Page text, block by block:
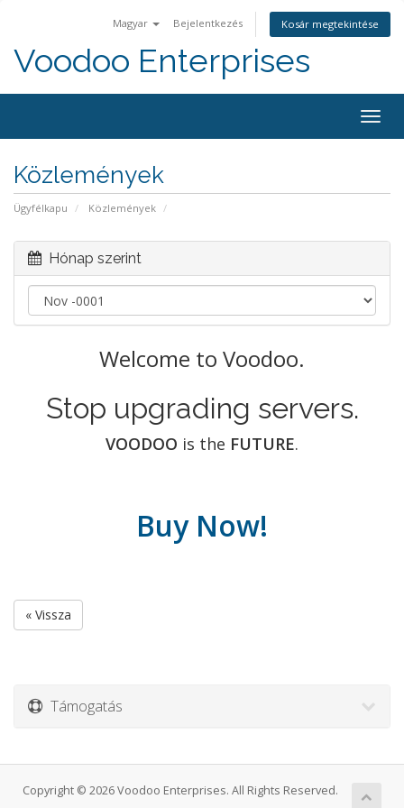
Magyar Bejelentkezés Kosár megtekintése
Voodoo Enterprises
Közlemények
Ügyfélkapu Közlemények
Hónap szerint
Welcome to Voodoo.
Stop upgrading servers.
VOODOO is the FUTURE.
Buy Now!
« Vissza
Támogatás
Copyright © 2026 Voodoo Enterprises. All Rights Reserved.